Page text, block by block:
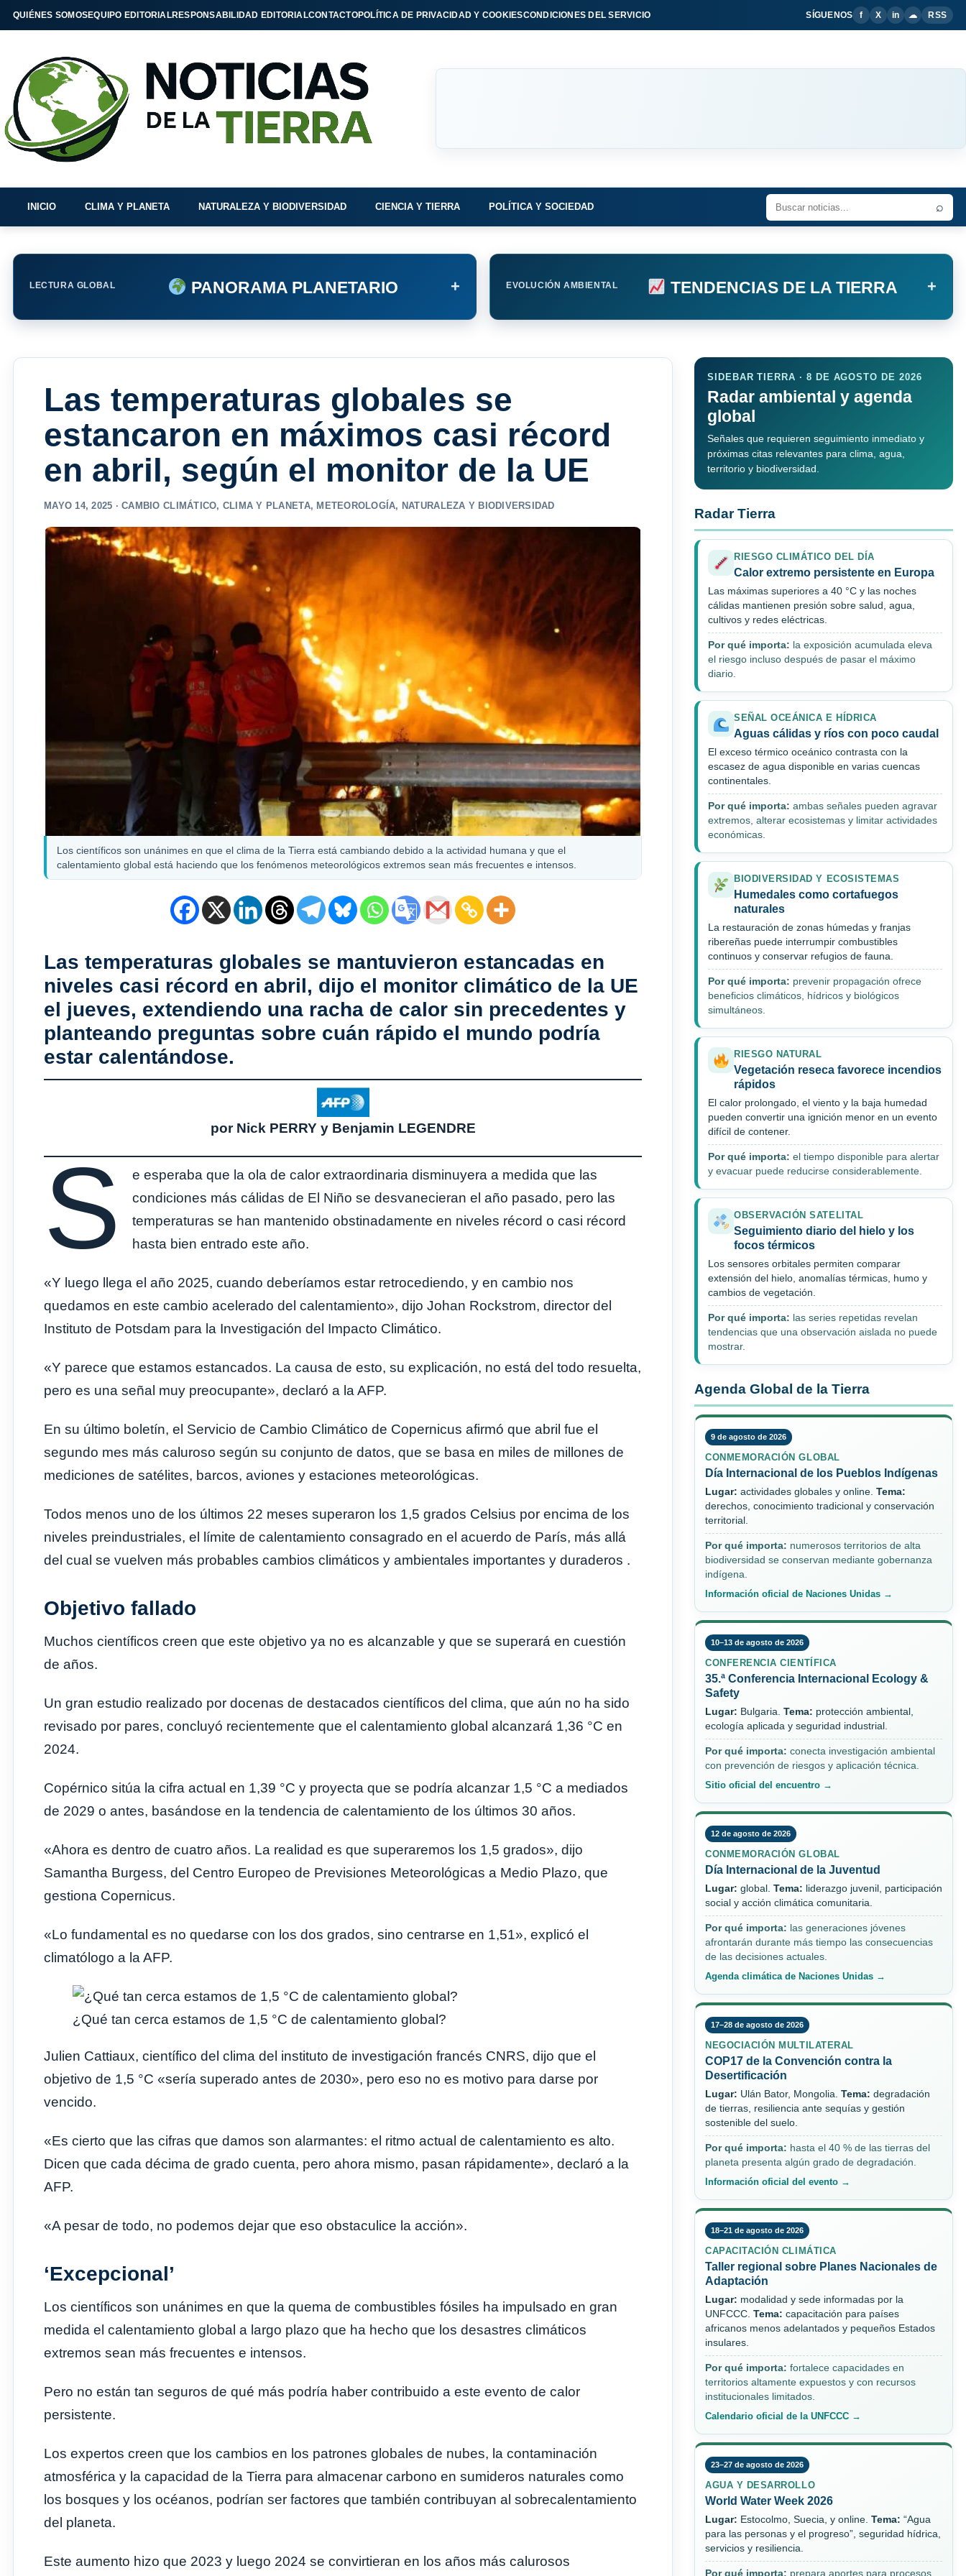
QUIÉNES SOMOSEQUIPO EDITORIALRESPONSABILIDAD EDITORIALCONTACTOPOLÍTICA DE PRIVACIDAD Y COOKIESCONDICIONES DEL SERVICIO SÍGUENOS f X in ☁ RSS
INICIO CLIMA Y PLANETA NATURALEZA Y BIODIVERSIDAD CIENCIA Y TIERRA POLÍTICA Y SOCIEDAD ⌕
LECTURA GLOBAL PANORAMA PLANETARIO + EVOLUCIÓN AMBIENTAL TENDENCIAS DE LA TIERRA +
Las temperaturas globales se
estancaron en máximos casi récord
en abril, según el monitor de la UE
MAYO 14, 2025 ·CAMBIO CLIMÁTICO, CLIMA Y PLANETA, METEOROLOGÍA, NATURALEZA Y BIODIVERSIDAD
Los científicos son unánimes en que el clima de la Tierra está cambiando debido a la actividad humana y que el
calentamiento global está haciendo que los fenómenos meteorológicos extremos sean más frecuentes e intensos.
Las temperaturas globales se mantuvieron estancadas en
niveles casi récord en abril, dijo el monitor climático de la UE
el jueves, extendiendo una racha de calor sin precedentes y
planteando preguntas sobre cuán rápido el mundo podría
estar calentándose.
por Nick PERRY y Benjamin LEGENDRE
S
e esperaba que la ola de calor extraordinaria disminuyera a medida que las
condiciones más cálidas de El Niño se desvanecieran el año pasado, pero las
temperaturas se han mantenido obstinadamente en niveles récord o casi récord
hasta bien entrado este año.
«Y luego llega el año 2025, cuando deberíamos estar retrocediendo, y en cambio nos
quedamos en este cambio acelerado del calentamiento», dijo Johan Rockstrom, director del
Instituto de Potsdam para la Investigación del Impacto Climático.
«Y parece que estamos estancados. La causa de esto, su explicación, no está del todo resuelta,
pero es una señal muy preocupante», declaró a la AFP.
En su último boletín, el Servicio de Cambio Climático de Copernicus afirmó que abril fue el
segundo mes más caluroso según su conjunto de datos, que se basa en miles de millones de
mediciones de satélites, barcos, aviones y estaciones meteorológicas.
Todos menos uno de los últimos 22 meses superaron los 1,5 grados Celsius por encima de los
niveles preindustriales, el límite de calentamiento consagrado en el acuerdo de París, más allá
del cual se vuelven más probables cambios climáticos y ambientales importantes y duraderos .
Objetivo fallado
Muchos científicos creen que este objetivo ya no es alcanzable y que se superará en cuestión
de años.
Un gran estudio realizado por docenas de destacados científicos del clima, que aún no ha sido
revisado por pares, concluyó recientemente que el calentamiento global alcanzará 1,36 °C en
2024.
Copérnico sitúa la cifra actual en 1,39 °C y proyecta que se podría alcanzar 1,5 °C a mediados
de 2029 o antes, basándose en la tendencia de calentamiento de los últimos 30 años.
«Ahora es dentro de cuatro años. La realidad es que superaremos los 1,5 grados», dijo
Samantha Burgess, del Centro Europeo de Previsiones Meteorológicas a Medio Plazo, que
gestiona Copernicus.
«Lo fundamental es no quedarse con los dos grados, sino centrarse en 1,51», explicó el
climatólogo a la AFP.
¿Qué tan cerca estamos de 1,5 °C de calentamiento global?
Julien Cattiaux, científico del clima del instituto de investigación francés CNRS, dijo que el
objetivo de 1,5 °C «sería superado antes de 2030», pero eso no es motivo para darse por
vencido.
«Es cierto que las cifras que damos son alarmantes: el ritmo actual de calentamiento es alto.
Dicen que cada décima de grado cuenta, pero ahora mismo, pasan rápidamente», declaró a la
AFP.
«A pesar de todo, no podemos dejar que eso obstaculice la acción».
‘Excepcional’
Los científicos son unánimes en que la quema de combustibles fósiles ha impulsado en gran
medida el calentamiento global a largo plazo que ha hecho que los desastres climáticos
extremos sean más frecuentes e intensos.
Pero no están tan seguros de qué más podría haber contribuido a este evento de calor
persistente.
Los expertos creen que los cambios en los patrones globales de nubes, la contaminación
atmosférica y la capacidad de la Tierra para almacenar carbono en sumideros naturales como
los bosques y los océanos, podrían ser factores que también contribuyan al sobrecalentamiento
del planeta.
Este aumento hizo que 2023 y luego 2024 se convirtieran en los años más calurosos
SIDEBAR TIERRA · 8 DE AGOSTO DE 2026
Radar ambiental y agenda
global
Señales que requieren seguimiento inmediato y
próximas citas relevantes para clima, agua,
territorio y biodiversidad.
Radar Tierra
RIESGO CLIMÁTICO DEL DÍA
Calor extremo persistente en Europa
Las máximas superiores a 40 °C y las noches
cálidas mantienen presión sobre salud, agua,
cultivos y redes eléctricas.
Por qué importa: la exposición acumulada eleva
el riesgo incluso después de pasar el máximo
diario.
SEÑAL OCEÁNICA E HÍDRICA
Aguas cálidas y ríos con poco caudal
El exceso térmico oceánico contrasta con la
escasez de agua disponible en varias cuencas
continentales.
Por qué importa: ambas señales pueden agravar
extremos, alterar ecosistemas y limitar actividades
económicas.
BIODIVERSIDAD Y ECOSISTEMAS
Humedales como cortafuegos
naturales
La restauración de zonas húmedas y franjas
ribereñas puede interrumpir combustibles
continuos y conservar refugios de fauna.
Por qué importa: prevenir propagación ofrece
beneficios climáticos, hídricos y biológicos
simultáneos.
RIESGO NATURAL
Vegetación reseca favorece incendios
rápidos
El calor prolongado, el viento y la baja humedad
pueden convertir una ignición menor en un evento
difícil de contener.
Por qué importa: el tiempo disponible para alertar
y evacuar puede reducirse considerablemente.
OBSERVACIÓN SATELITAL
Seguimiento diario del hielo y los
focos térmicos
Los sensores orbitales permiten comparar
extensión del hielo, anomalías térmicas, humo y
cambios de vegetación.
Por qué importa: las series repetidas revelan
tendencias que una observación aislada no puede
mostrar.
Agenda Global de la Tierra
9 de agosto de 2026
CONMEMORACIÓN GLOBAL
Día Internacional de los Pueblos Indígenas
Lugar: actividades globales y online. Tema:
derechos, conocimiento tradicional y conservación
territorial.
Por qué importa: numerosos territorios de alta
biodiversidad se conservan mediante gobernanza
indígena.
Información oficial de Naciones Unidas →
10–13 de agosto de 2026
CONFERENCIA CIENTÍFICA
35.ª Conferencia Internacional Ecology &
Safety
Lugar: Bulgaria. Tema: protección ambiental,
ecología aplicada y seguridad industrial.
Por qué importa: conecta investigación ambiental
con prevención de riesgos y aplicación técnica.
Sitio oficial del encuentro →
12 de agosto de 2026
CONMEMORACIÓN GLOBAL
Día Internacional de la Juventud
Lugar: global. Tema: liderazgo juvenil, participación
social y acción climática comunitaria.
Por qué importa: las generaciones jóvenes
afrontarán durante más tiempo las consecuencias
de las decisiones actuales.
Agenda climática de Naciones Unidas →
17–28 de agosto de 2026
NEGOCIACIÓN MULTILATERAL
COP17 de la Convención contra la
Desertificación
Lugar: Ulán Bator, Mongolia. Tema: degradación
de tierras, resiliencia ante sequías y gestión
sostenible del suelo.
Por qué importa: hasta el 40 % de las tierras del
planeta presenta algún grado de degradación.
Información oficial del evento →
18–21 de agosto de 2026
CAPACITACIÓN CLIMÁTICA
Taller regional sobre Planes Nacionales de
Adaptación
Lugar: modalidad y sede informadas por la
UNFCCC. Tema: capacitación para países
africanos menos adelantados y pequeños Estados
insulares.
Por qué importa: fortalece capacidades en
territorios altamente expuestos y con recursos
institucionales limitados.
Calendario oficial de la UNFCCC →
23–27 de agosto de 2026
AGUA Y DESARROLLO
World Water Week 2026
Lugar: Estocolmo, Suecia, y online. Tema: “Agua
para las personas y el progreso”, seguridad hídrica,
servicios y resiliencia.
Por qué importa: prepara aportes para procesos